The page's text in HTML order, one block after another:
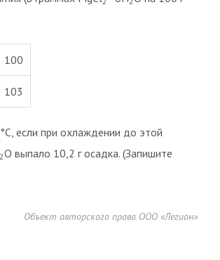
100
103
если при охлаждении до этой
2O выпало 10,2 г осадка. (Запишите
Объект авторского права ООО «Легион»